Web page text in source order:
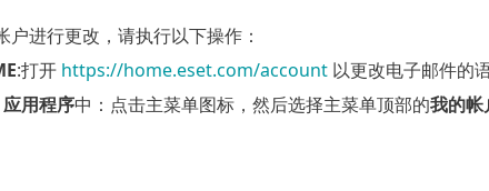
户进行更改，请执行以下操作：
:打开 https://home.eset.com/account以更改电子邮件的
用程序中：点击主菜单图标，然后选择主菜单顶部的我的帐